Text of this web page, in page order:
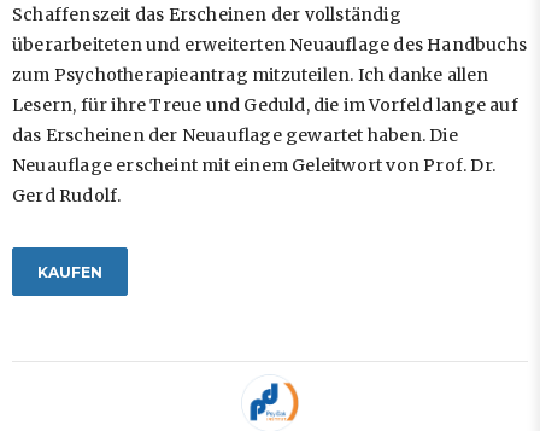
Schaffenszeit das Erscheinen der vollständig
überarbeiteten und erweiterten Neuauflage des Handbuchs
zum Psychotherapieantrag mitzuteilen. Ich danke allen
Lesern, für ihre Treue und Geduld, die im Vorfeld lange auf
das Erscheinen der Neuauflage gewartet haben. Die
Neuauflage erscheint mit einem Geleitwort von Prof. Dr.
Gerd Rudolf.
KAUFEN